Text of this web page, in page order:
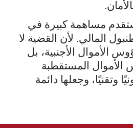
مساهمة كبيرة في
المالي. لأن القضية لا
الأموال الأجنبية، بل
الأموال المستقطبة
وتقنيًا، وجعلها دائمة